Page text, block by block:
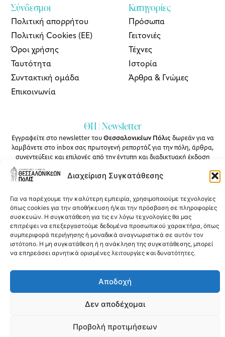
Διαχείριση Συγκατάθεσης
Για να παρέχουμε την καλύτερη εμπειρία, χρησιμοποιούμε τεχνολογίες
όπως cookies για την αποθήκευση ή/και την πρόσβαση σε πληροφορίες
συσκευών. Η συγκατάθεση για τις εν λόγω τεχνολογίες θα μας
επιτρέψει να επεξεργαστούμε δεδομένα προσωπικού χαρακτήρα, όπως
συμπεριφορά περιήγησης ή μοναδικά αναγνωριστικά σε αυτόν τον
ιστότοπο. Η μη συγκατάθεση ή η ανάκληση της συγκατάθεσης, μπορεί
να επηρεάσει αρνητικά ορισμένες λειτουργίες και δυνατότητες.
Αποδοχή
Δεν αποδέχομαι
Προβολή προτιμήσεων
Σύνδεσμοι
Πολιτική απορρήτου
Πολιτική Cookies (ΕΕ)
Όροι χρήσης
Ταυτότητα
Συντακτική ομάδα
Επικοινωνία
Κατηγορίες
Πρόσωπα
Γειτονιές
Τέχνες
Ιστορία
Άρθρα & Γνώμες
ΘΠ | Newsletter
Εγγραφείτε στο newsletter του Θεσσαλονικέων Πόλις δωρεάν για να
λαμβάνετε στο inbox σας πρωτογενή ρεπορτάζ για την πόλη, άρθρα,
συνεντεύξεις και επιλογές από την έντυπη και διαδικτυακή έκδοση
Εγγραφή
Maturin Design Studio